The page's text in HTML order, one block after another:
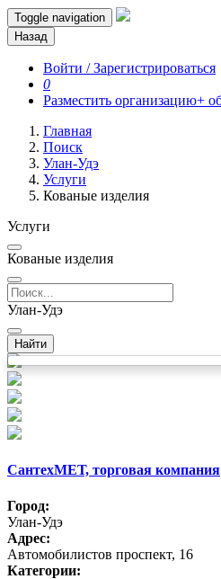
Toggle navigation
Назад
Войти / Зарегистрироваться
0
Разместить организацию+
Главная
Поиск
Улан-Удэ
Услуги
Кованые изделия
Услуги
Кованые изделия
Улан-Удэ
Найти
СантехМЕТ, торговая компания
Город:
Улан-Удэ
Адрес:
Автомобилистов проспект, 16
Категории: